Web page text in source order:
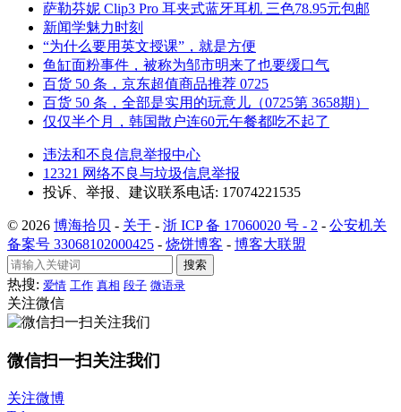
萨勒芬妮 Clip3 Pro 耳夹式蓝牙耳机 三色78.95元包邮
新闻学魅力时刻
“为什么要用英文授课”，就是方便
鱼缸面粉事件，被称为邹市明来了也要缓口气
百货 50 条，京东超值商品推荐 0725
百货 50 条，全部是实用的玩意儿（0725第 3658期）
仅仅半个月，韩国散户连60元午餐都吃不起了
违法和不良信息举报中心
12321 网络不良与垃圾信息举报
投诉、举报、建议联系电话: 17074221535
© 2026 博海拾贝 - 关于 - 浙 ICP 备 17060020 号 - 2 - 公安机关
备案号 33068102000425 - 烧饼博客 - 博客大联盟
搜索
热搜: 爱情 工作 真相 段子 微语录
关注微信
微信扫一扫关注我们
关注微博